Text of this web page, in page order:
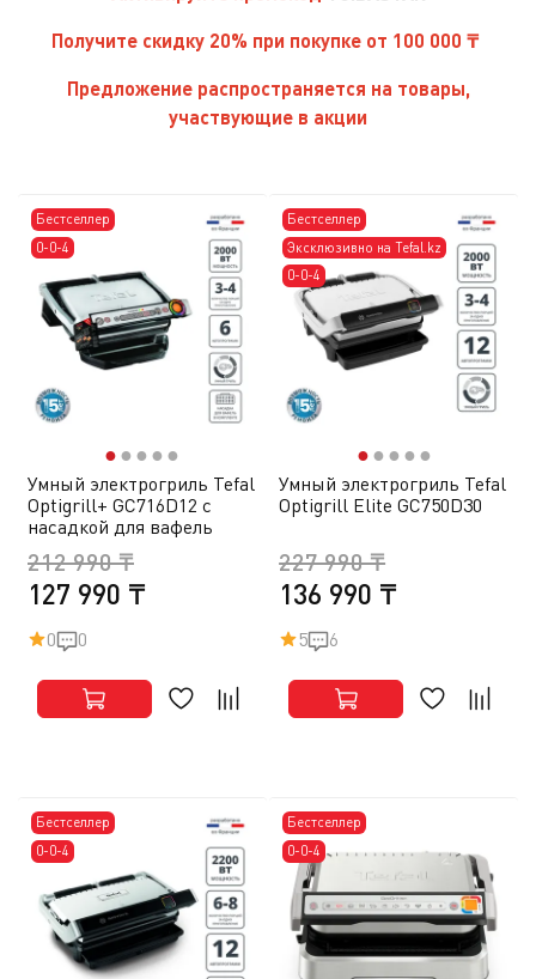
Получите скидку 20% при покупке от 100 000 ₸
Предложение распространяется на товары,
участвующие в акции
Бестселлер
0-0-4
●● ● ● ●
Умный электрогриль Tefal
Optigrill+ GC716D12 с
насадкой для вафель
127 990 ₸
212 990 ₸
0 0
Бестселлер
Эксклюзивно на Tefal.kz
0-0-4
●● ● ● ●
Умный электрогриль Tefal
Optigrill Elite GC750D30
136 990 ₸
227 990 ₸
5 6
Бестселлер
0-0-4
Бестселлер
0-0-4